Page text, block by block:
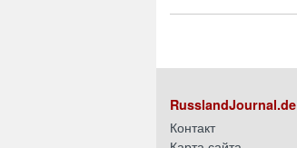
RusslandJournal.de
Контакт